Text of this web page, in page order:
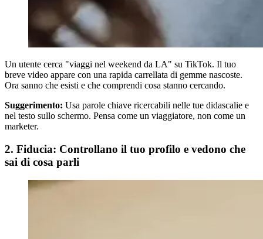
Un utente cerca "viaggi nel weekend da LA" su TikTok. Il tuo
breve video appare con una rapida carrellata di gemme nascoste.
Ora sanno che esisti e che comprendi cosa stanno cercando.
Suggerimento: Usa parole chiave ricercabili nelle tue didascalie e
nel testo sullo schermo. Pensa come un viaggiatore, non come un
marketer.
2. Fiducia: Controllano il tuo profilo e vedono che
sai di cosa parli